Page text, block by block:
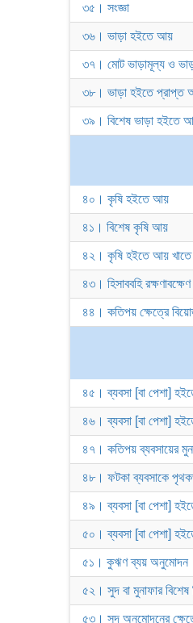
৩৫। সংজ্ঞা
৩৬। ভাড়া হইতে আয়
৩৭। মোট ভাড়ামূল্য ও
৩৮। ভাড়া হইতে প্রাপ্ত
৩৯। বিশেষ ভাড়া হইতে
৪০। কৃষি হইতে আয়
৪১। বিশেষ কৃষি আয়
৪২। কৃষি হইতে আয় খাতে
৪৩। হিসাববহি
৪৪। কতিপয় ক্ষেত্রে
৪৫। ব্যবসা [বা পেশা]
৪৬। ব্যবসা [বা পেশা]
৪৭। কতিপয় ব্যবসায়ের
৪৮। ফটকা ব্যবসাকে
৪৯। ব্যবসা [বা পেশা]
৫০। ব্যবসা [বা পেশা]
৫১। কুঋণ ব্যয় অনুমোদন
৫২। সুদ বা মুনাফার বিশেষ
৫৩। সুদ অনুমোদনের